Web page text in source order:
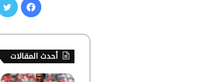
ف
س
ي
أحدث المقالات